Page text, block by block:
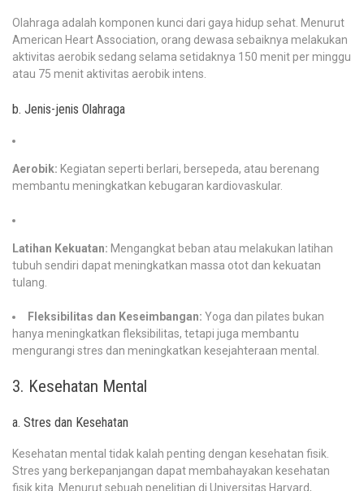
Olahraga adalah komponen kunci dari gaya hidup sehat. Menurut
American Heart Association, orang dewasa sebaiknya melakukan
aktivitas aerobik sedang selama setidaknya 150 menit per minggu
atau 75 menit aktivitas aerobik intens.
b. Jenis-jenis Olahraga
Aerobik: Kegiatan seperti berlari, bersepeda, atau berenang
membantu meningkatkan kebugaran kardiovaskular.
Latihan Kekuatan: Mengangkat beban atau melakukan latihan
tubuh sendiri dapat meningkatkan massa otot dan kekuatan
tulang.
Fleksibilitas dan Keseimbangan: Yoga dan pilates bukan
hanya meningkatkan fleksibilitas, tetapi juga membantu
mengurangi stres dan meningkatkan kesejahteraan mental.
3. Kesehatan Mental
a. Stres dan Kesehatan
Kesehatan mental tidak kalah penting dengan kesehatan fisik.
Stres yang berkepanjangan dapat membahayakan kesehatan
fisik kita. Menurut sebuah penelitian di Universitas Harvard,